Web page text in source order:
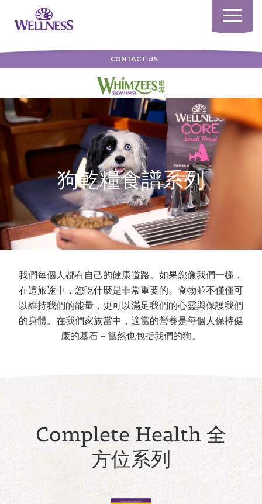
Toggle
CONTACT US
狗乾糧食譜系列
我們每個人都有自己的健康道路。如果您像我們一樣，
在這旅途中，您吃什麼是非常重要的。食物並不僅僅可
以維持我們的能量，更可以滿足我們的心靈與保護我們
的身體。在我們家族當中，適當的營養是每個人保持健
康的基石－當然也包括我們的狗。
Complete Health 全
方位系列